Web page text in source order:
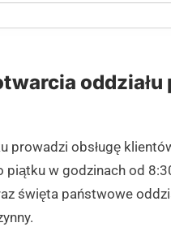
oddziału
prowadzi obsługę
piątku w godzinach od
święta państwowe